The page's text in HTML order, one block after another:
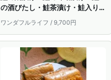
の酒びたし・鮭茶漬け・鮭入り
昆布巻き）／送料無料 鮭 シャケ
鮭ギフト 水産品 魚 新潟 村上 新
潟県 村上市 特産品 名産品 ギフト
贈答 お中元 お歳暮 お礼 お祝い
内祝い 法事 お返し のし対応
ワンダフルライフ / 9,700円